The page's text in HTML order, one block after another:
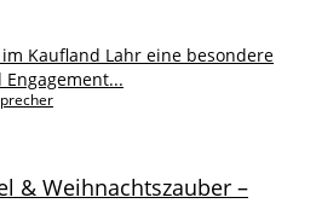
Kaufland Lahr eine besondere
& Weihnachtszauber –